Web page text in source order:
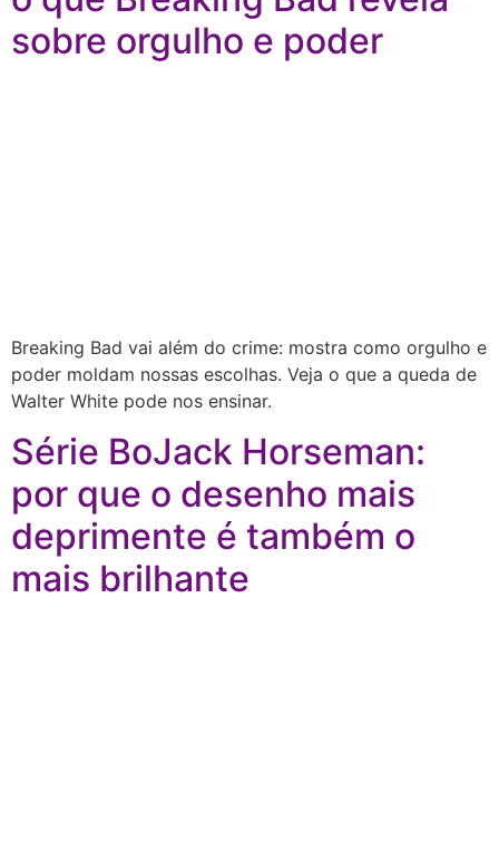
sobre orgulho e poder
Breaking Bad vai além do crime: mostra como orgulho e
poder moldam nossas escolhas. Veja o que a queda de
Walter White pode nos ensinar.
Série BoJack Horseman:
por que o desenho mais
deprimente é também o
mais brilhante